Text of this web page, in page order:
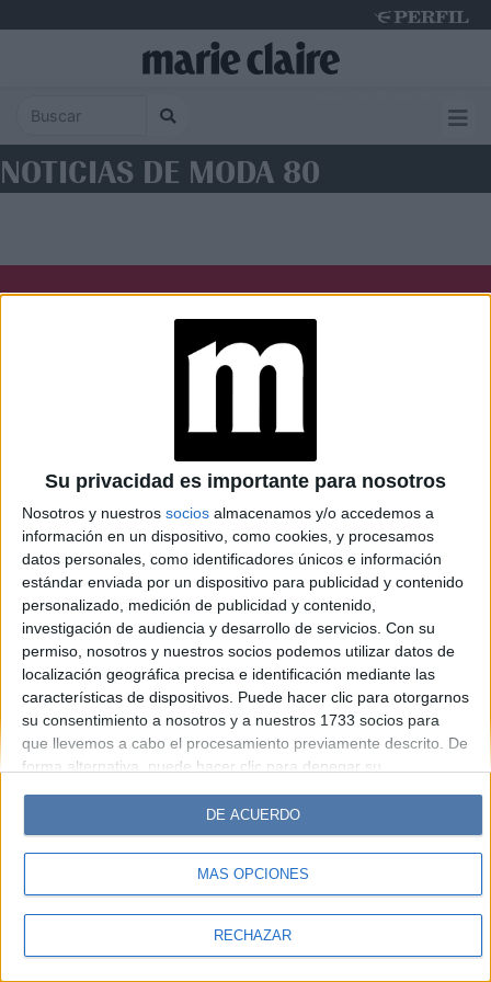
Su privacidad es importante para nosotros
Nosotros y nuestros socios almacenamos y/o accedemos a
información en un dispositivo, como cookies, y procesamos
datos personales, como identificadores únicos e información
estándar enviada por un dispositivo para publicidad y contenido
personalizado, medición de publicidad y contenido,
investigación de audiencia y desarrollo de servicios. Con su
permiso, nosotros y nuestros socios podemos utilizar datos de
localización geográfica precisa e identificación mediante las
características de dispositivos. Puede hacer clic para otorgarnos
su consentimiento a nosotros y a nuestros 1733 socios para
que llevemos a cabo el procesamiento previamente descrito. De
forma alternativa, puede hacer clic para denegar su
cambiar sus preferencias antes de otorgar su consentimiento.
Tenga en cuenta que algún procesamiento de sus datos
personales puede no requerir de su consentimiento, pero usted
tiene el derecho de rechazar tal procesamiento. Sus
sus preferencias o retirar su consentimiento en cualquier
MÁS OPCIONES
RECHAZAR
DE ACUERDO
NOTICIAS DE MODA 80
Caras Noticias
Weekend Parabrisas
Look
Luz Mía Lunateen Break BATimes
© Perfil.com 2006-2019 - Todos los derechos reservados
Registro de Propiedad Intelectual: Nro. 5346433